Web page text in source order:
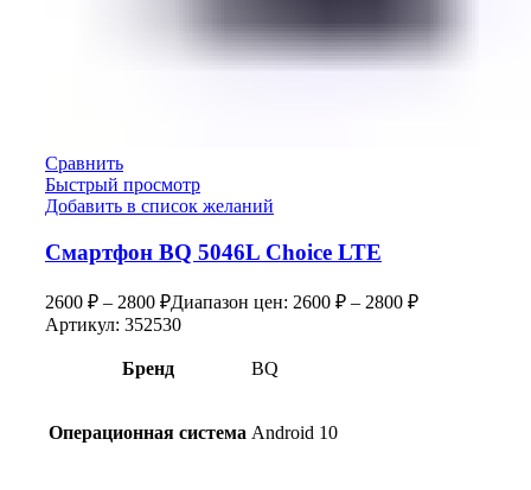
Сравнить
Быстрый просмотр
Добавить в список желаний
Смартфон BQ 5046L Choice LTE
2600 ₽ – 2800 ₽Диапазон цен: 2600 ₽ – 2800 ₽
Артикул: 352530
Бренд BQ
Операционная система Android 10